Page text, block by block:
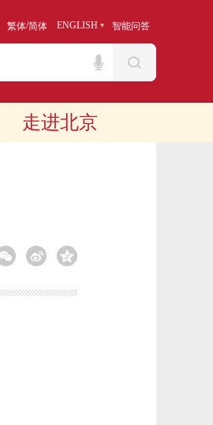
繁体/简体 ENGLISH 智能问答
走进北京